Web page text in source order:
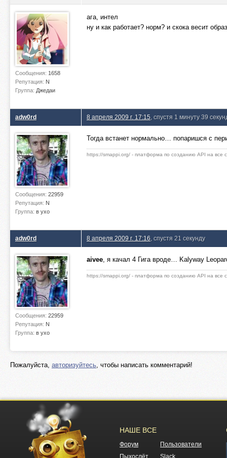
Сообщения: 1658
Репутация: N
Группа: Джедаи
ага, интел
ну и как работает? норм? и скока весит
adw0rd
Сообщения: 22959
Репутация: N
Группа: в ухо
8 апреля 2009 г. 17:15 , спустя 1 минуту 39
Тогда встанет нормально… попаришся с
https://smappi.org/ - платформа по созданию API на все
adw0rd
Сообщения: 22959
Репутация: N
Группа: в ухо
8 апреля 2009 г. 17:16 , спустя 21 секунду
aivee, я качал 4 Гига вроде… Kalyway
https://smappi.org/ - платформа по созданию API на все
Пожалуйста, авторизуйтесь, чтобы написать комментарий!
НАШЕ ВСЕ
Форум
Пользователи
Пыхослёт
Slack